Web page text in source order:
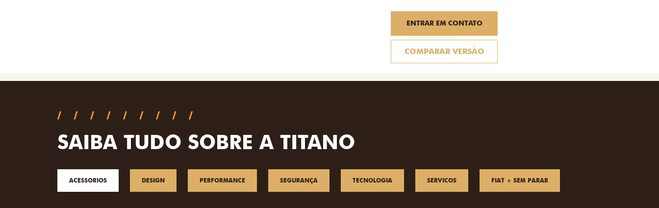
ENTRAR EM CONTATO
COMPARAR VERSÃO
SAIBA TUDO SOBRE A TITANO
ACESSORIOS DESIGN PERFORMANCE SEGURANÇA TECNOLOGIA SERVICOS FIAT + SEM PARAR